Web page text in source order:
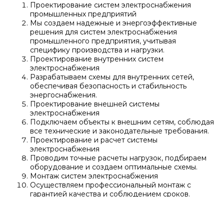
Проектирование систем электроснабжения
промышленных предприятий
Мы создаем надежные и энергоэффективные
решения для систем электроснабжения
промышленного предприятия, учитывая
специфику производства и нагрузки.
Проектирование внутренних систем
электроснабжения
Разрабатываем схемы для внутренних сетей,
обеспечивая безопасность и стабильность
энергоснабжения.
Проектирование внешней системы
электроснабжения
Подключаем объекты к внешним сетям, соблюдая
все технические и законодательные требования.
Проектирование и расчет системы
электроснабжения
Проводим точные расчеты нагрузок, подбираем
оборудование и создаем оптимальные схемы.
Монтаж систем электроснабжения
Осуществляем профессиональный монтаж с
гарантией качества и соблюдением сроков.